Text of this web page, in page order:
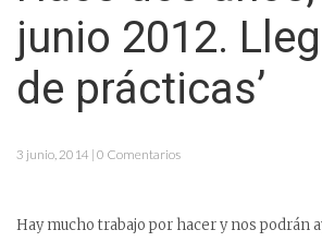
junio 2012.
de prácticas’
3 junio, 2014 | 0 Comentarios
Hay mucho trabajo por hacer y nos podrán